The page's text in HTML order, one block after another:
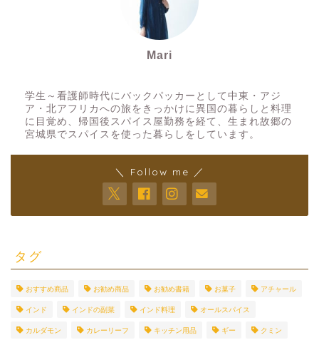
Mari
学生～看護師時代にバックパッカーとして中東・アジ
ア・北アフリカへの旅をきっかけに異国の暮らしと料理
に目覚め、帰国後スパイス屋勤務を経て、生まれ故郷の
宮城県でスパイスを使った暮らしをしています。
＼ Follow me ／
タグ
おすすめ商品 お勧め商品 お勧め書籍 お菓子 アチャール
インド インドの副菜 インド料理 オールスパイス
カルダモン カレーリーフ キッチン用品 ギー クミン